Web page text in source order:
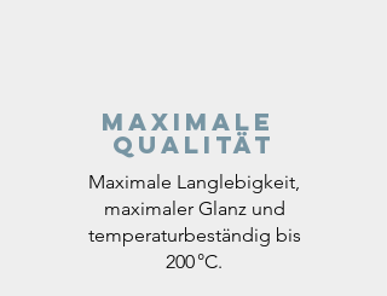
Maximale
Qualität
Maximale Langlebigkeit,
maximaler Glanz und
temperaturbeständig bis
200 °C.